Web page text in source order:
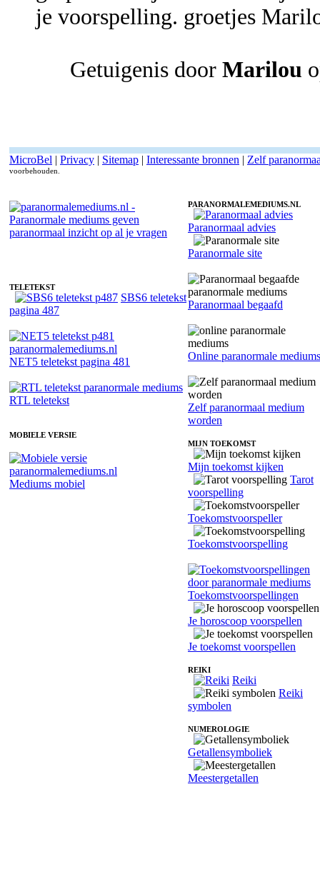
je voorspelling. groetjes
Getuigenis door Marilou
MicroBel | Privacy | Sitemap | Interessante bronnen | Zelf
voorbehouden.
TELETEKST
SBS6 teletekst
pagina 487
NET5 teletekst pagina 481
RTL teletekst
MOBIELE VERSIE
Mediums mobiel
PARANORMALEMEDIUMS.NL
Paranormaal advies
Paranormale site
Paranormaal begaafd
Online paranormale mediums
Zelf paranormaal medium
worden
MIJN TOEKOMST
Mijn toekomst kijken
Tarot
voorspelling
Toekomstvoorspeller
Toekomstvoorspelling
Toekomstvoorspellingen
Je horoscoop voorspellen
Je toekomst voorspellen
REIKI
Reiki
Reiki
symbolen
NUMEROLOGIE
Getallensymboliek
Meestergetallen